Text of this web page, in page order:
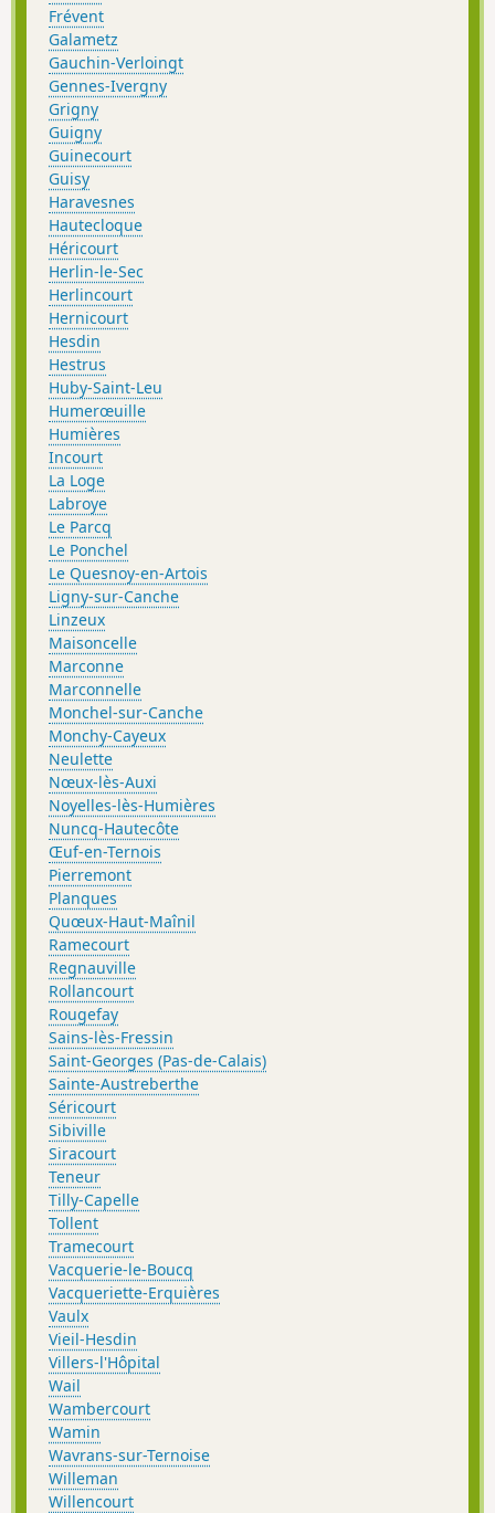
Frévent
Galametz
Gauchin-Verloingt
Gennes-Ivergny
Grigny
Guigny
Guinecourt
Guisy
Haravesnes
Hautecloque
Héricourt
Herlin-le-Sec
Herlincourt
Hernicourt
Hesdin
Hestrus
Huby-Saint-Leu
Humerœuille
Humières
Incourt
La Loge
Labroye
Le Parcq
Le Ponchel
Le Quesnoy-en-Artois
Ligny-sur-Canche
Linzeux
Maisoncelle
Marconne
Marconnelle
Monchel-sur-Canche
Monchy-Cayeux
Neulette
Nœux-lès-Auxi
Noyelles-lès-Humières
Nuncq-Hautecôte
Œuf-en-Ternois
Pierremont
Planques
Quœux-Haut-Maînil
Ramecourt
Regnauville
Rollancourt
Rougefay
Sains-lès-Fressin
Saint-Georges (Pas-de-Calais)
Sainte-Austreberthe
Séricourt
Sibiville
Siracourt
Teneur
Tilly-Capelle
Tollent
Tramecourt
Vacquerie-le-Boucq
Vacqueriette-Erquières
Vaulx
Vieil-Hesdin
Villers-l'Hôpital
Wail
Wambercourt
Wamin
Wavrans-sur-Ternoise
Willeman
Willencourt